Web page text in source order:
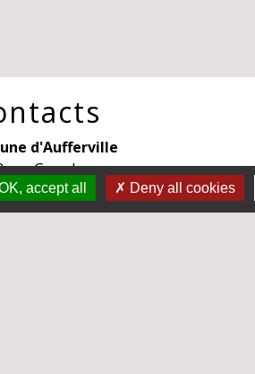
d'Aufferville
rue Grande
- FRANCE
1 64 28 70 04
accept all Deny all cookies